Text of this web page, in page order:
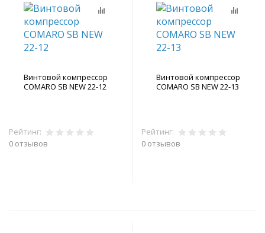
Винтовой компрессор
COMARO SB NEW 22-12
Рейтинг:
0 отзывов
Винтовой компрессор
COMARO SB NEW 22-13
Рейтинг:
0 отзывов